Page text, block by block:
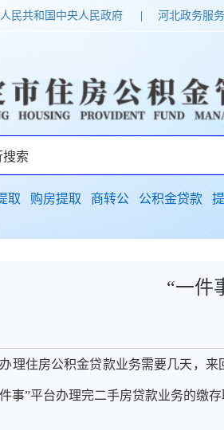
民共和国中央人民政府 河北政务服
取 购房提取 商转公 公积金贷款
“一件
理住房公积金贷款业务需要几天，
事”平台办理完二手房贷款业务的缴